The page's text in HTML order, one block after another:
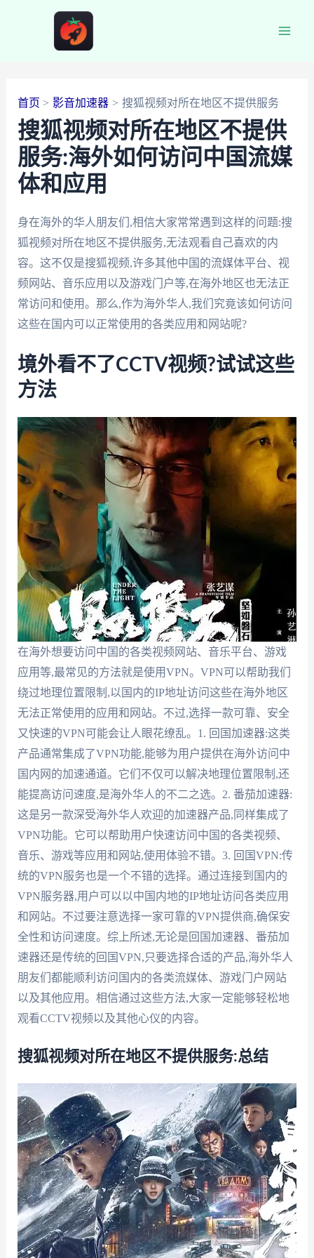
首页 影音加速器 搜狐视频对所在地区不提供服务
搜狐视频对所在地区不提供
服务:海外如何访问中国流媒
体和应用
身在海外的华人朋友们,相信大家常常遇到这样的问题:搜
狐视频对所在地区不提供服务,无法观看自己喜欢的内
容。这不仅是搜狐视频,许多其他中国的流媒体平台、视
频网站、音乐应用以及游戏门户等,在海外地区也无法正
常访问和使用。那么,作为海外华人,我们究竟该如何访问
这些在国内可以正常使用的各类应用和网站呢?
境外看不了CCTV视频?试试这些
方法
在海外想要访问中国的各类视频网站、音乐平台、游戏
应用等,最常见的方法就是使用VPN。VPN可以帮助我们
绕过地理位置限制,以国内的IP地址访问这些在海外地区
无法正常使用的应用和网站。不过,选择一款可靠、安全
又快速的VPN可能会让人眼花缭乱。1. 回国加速器:这类
产品通常集成了VPN功能,能够为用户提供在海外访问中
国内网的加速通道。它们不仅可以解决地理位置限制,还
能提高访问速度,是海外华人的不二之选。2. 番茄加速器:
这是另一款深受海外华人欢迎的加速器产品,同样集成了
VPN功能。它可以帮助用户快速访问中国的各类视频、
音乐、游戏等应用和网站,使用体验不错。3. 回国VPN:传
统的VPN服务也是一个不错的选择。通过连接到国内的
VPN服务器,用户可以以中国内地的IP地址访问各类应用
和网站。不过要注意选择一家可靠的VPN提供商,确保安
全性和访问速度。综上所述,无论是回国加速器、番茄加
速器还是传统的回国VPN,只要选择合适的产品,海外华人
朋友们都能顺利访问国内的各类流媒体、游戏门户网站
以及其他应用。相信通过这些方法,大家一定能够轻松地
观看CCTV视频以及其他心仪的内容。
搜狐视频对所在地区不提供服务:总结